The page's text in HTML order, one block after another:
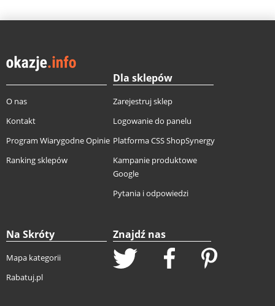
O nas
Kontakt
Program Wiarygodne Opinie
Ranking sklepów
Dla sklepów
Zarejestruj sklep
Logowanie do panelu
Platforma CSS ShopSynergy
Kampanie produktowe
Google
Pytania i odpowiedzi
Na Skróty
Mapa kategorii
Rabatuj.pl
Znajdź nas